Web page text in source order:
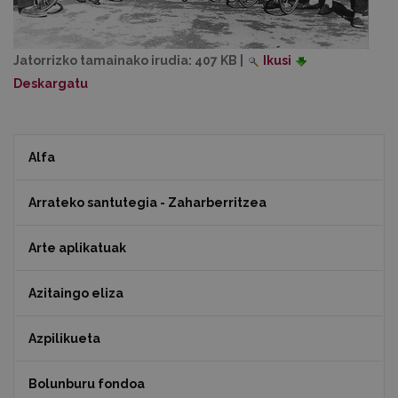
Jatorrizko tamainako irudia: 407 KB
Ikusi
Deskargatu
Alfa
Arrateko santutegia - Zaharberritzea
Arte aplikatuak
Azitaingo eliza
Azpilikueta
Bolunburu fondoa